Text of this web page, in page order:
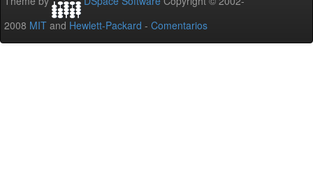
2008 MIT and Hewlett-Packard - Comentarios